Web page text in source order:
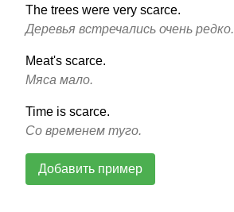
The trees were very scarce.
Деревья встречались очень редко.
Meat's scarce.
Мяса мало.
Time is scarce.
Со временем туго.
Добавить пример